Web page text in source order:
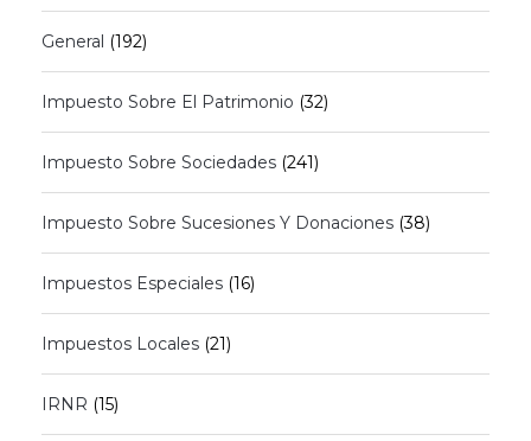
General (192)
Impuesto Sobre El Patrimonio (32)
Impuesto Sobre Sociedades (241)
Impuesto Sobre Sucesiones Y Donaciones (38)
Impuestos Especiales (16)
Impuestos Locales (21)
IRNR (15)